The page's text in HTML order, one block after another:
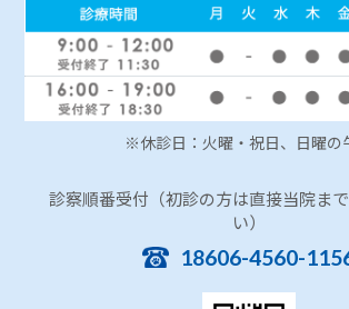
※休診日：火曜・祝日、日曜の
診察順番受付（初診の方は直接当院ま
い）
18606-4560-